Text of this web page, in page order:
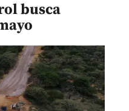
busca